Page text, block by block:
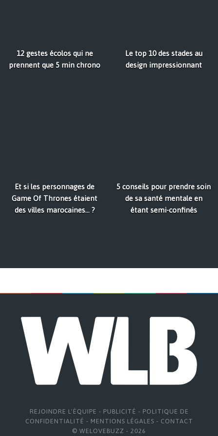
12 gestes écolos qui ne
prennent que 5 min chrono
Le top 10 des stades au
design impressionnant
Et si les personnages de
Game Of Thrones étaient
des villes marocaines... ?
5 conseils pour prendre soin
de sa santé mentale en
étant semi-confinés
REJOINDRE L'ÉQUIPE - PUBLICITÉ - POLITIQUE DE
CONFIDENTIALITÉ - MENTIONS LÉGALES - CONTACT
© WELOVEBUZZ - 2026